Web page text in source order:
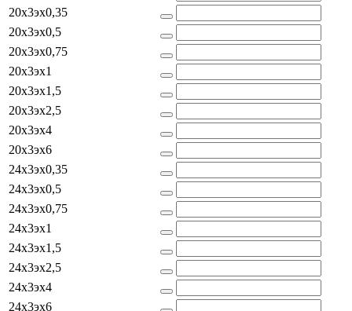
20x3эx0,35
20x3эx0,5
20x3эx0,75
20x3эx1
20x3эx1,5
20x3эx2,5
20x3эx4
20x3эx6
24x3эx0,35
24x3эx0,5
24x3эx0,75
24x3эx1
24x3эx1,5
24x3эx2,5
24x3эx4
24x3эx6